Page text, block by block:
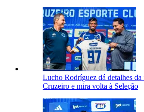
Lucho Rodríguez dá detalhes da
Cruzeiro e mira volta à Seleção